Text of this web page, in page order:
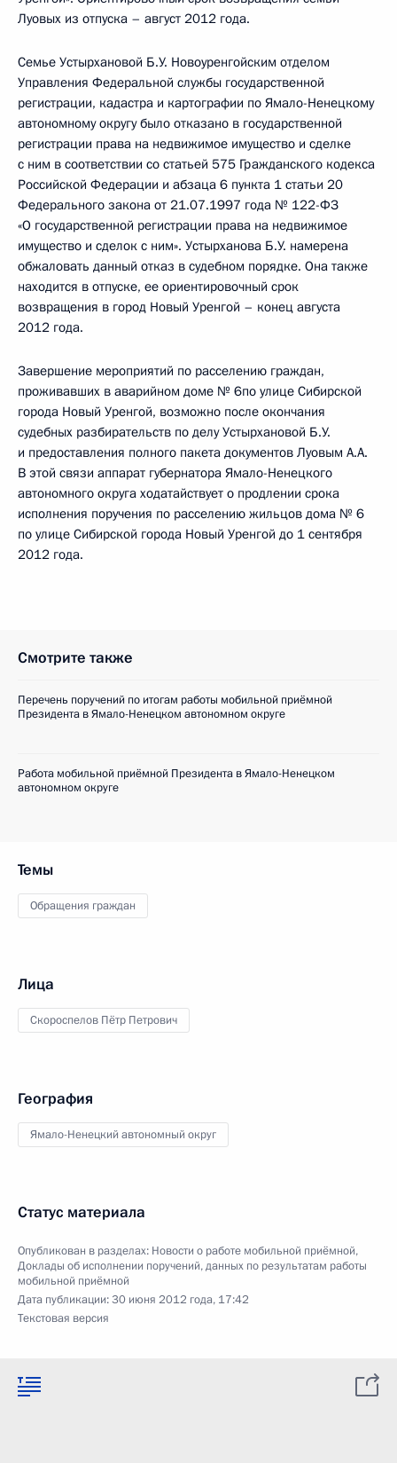
Луовых из отпуска – август 2012 года.
Семье Устырхановой Б.У. Новоуренгойским отделом
Управления Федеральной службы государственной
регистрации, кадастра и картографии по Ямало-Ненецкому
автономному округу было отказано в государственной
регистрации права на недвижимое имущество и сделке
с ним в соответствии со статьей 575 Гражданского кодекса
Российской Федерации и абзаца 6 пункта 1 статьи 20
Федерального закона от 21.07.1997 года № 122-ФЗ
«О государственной регистрации права на недвижимое
имущество и сделок с ним». Устырханова Б.У. намерена
обжаловать данный отказ в судебном порядке. Она также
находится в отпуске, ее ориентировочный срок
возвращения в город Новый Уренгой – конец августа
2012 года.
Завершение мероприятий по расселению граждан,
проживавших в аварийном доме № 6по улице Сибирской
города Новый Уренгой, возможно после окончания
судебных разбирательств по делу Устырхановой Б.У.
и предоставления полного пакета документов Луовым А.А.
В этой связи аппарат губернатора Ямало-Ненецкого
автономного округа ходатайствует о продлении срока
исполнения поручения по расселению жильцов дома № 6
по улице Сибирской города Новый Уренгой до 1 сентября
2012 года.
Смотрите также
Перечень поручений по итогам работы мобильной приёмной
Президента в Ямало-Ненецком автономном округе
Работа мобильной приёмной Президента в Ямало-Ненецком
автономном округе
Темы
Обращения граждан
Лица
Скороспелов Пётр Петрович
География
Ямало-Ненецкий автономный округ
Статус материала
Опубликован в разделах: Новости о работе мобильной приёмной,
Доклады об исполнении поручений, данных по результатам работы
мобильной приёмной
Дата публикации:30 июня 2012 года, 17:42
Текстовая версия